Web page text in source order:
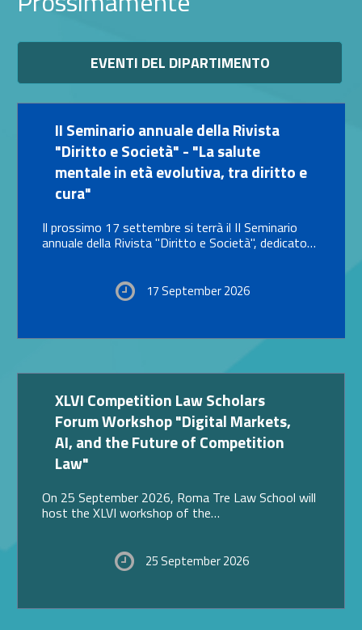
Link identifier #identifier__158008-11
EVENTI DEL DIPARTIMENTO
Link identifier #identifier__158848-12
II Seminario annuale della Rivista
"Diritto e Società" - "La salute
mentale in età evolutiva, tra diritto e
cura"
Il prossimo 17 settembre si terrà il II Seminario
annuale della Rivista "Diritto e Società", dedicato…
17 September 2026
XLVI Competition Law Scholars
Forum Workshop "Digital Markets,
AI, and the Future of Competition
Law"
On 25 September 2026, Roma Tre Law School will
host the XLVI workshop of the…
25 September 2026